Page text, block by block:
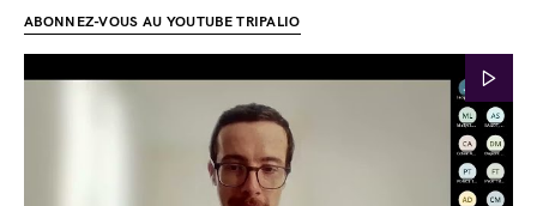
ABONNEZ-VOUS AU YOUTUBE TRIPALIO